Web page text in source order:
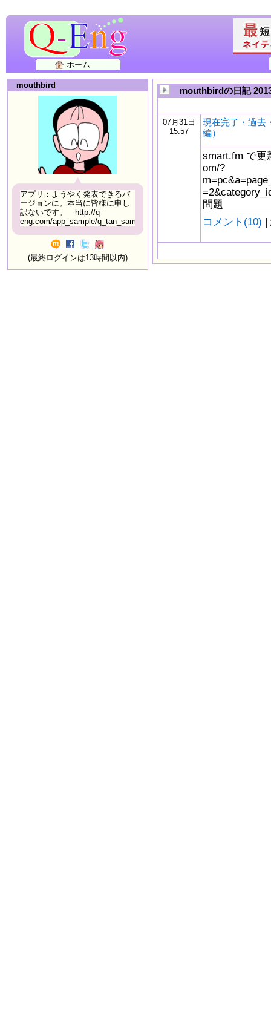
ホーム
mouthbird
アプリ：ようやく発表できるバ
ージョンに。本当に皆様に申し
訳ないです。 http://q-
eng.com/app_sample/q_tan_sample06.html
(最終ログインは13時間以内)
mouthbirdの日記
07月31日
15:57
現在完了・過去
編）
smart.fm で更
om/?
問題
コメント(10) |